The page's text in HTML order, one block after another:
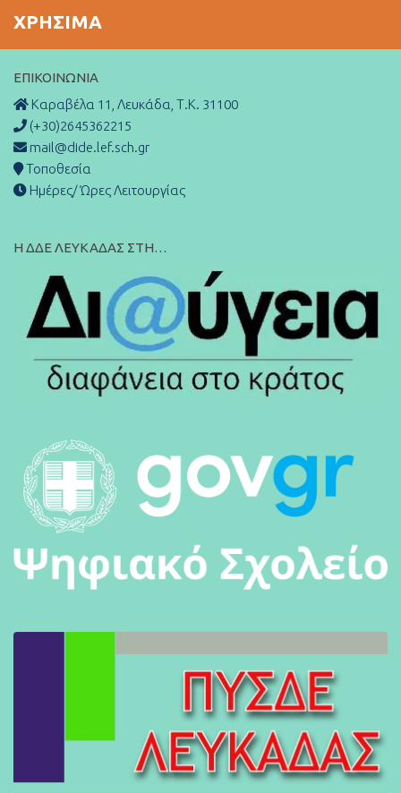
ΧΡΉΣΙΜΑ
ΕΠΙΚΟΙΝΩΝΊΑ
Καραβέλα 11, Λευκάδα, Τ.Κ. 31100
(+30)2645362215
mail@dide.lef.sch.gr
Τοποθεσία
Ημέρες/ Ώρες Λειτουργίας
Η ΔΔΕ ΛΕΥΚΑΔΑΣ ΣΤΗ…